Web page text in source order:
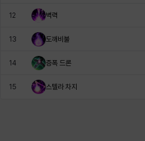
펜리르
헤이즈 헨리
12 벽력
13 도깨비불
14 증폭 드론
15 스텔라 차지